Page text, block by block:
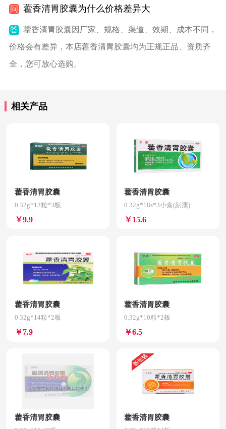
问 藿香清胃胶囊为什么价格差异大
答 藿香清胃胶囊因厂家、规格、渠道、效期、成本不同，
价格会有差异，本店藿香清胃胶囊均为正规正品、资质齐
全，您可放心选购。
相关产品
藿香清胃胶囊
0.32g*12粒*3板
￥9.9
藿香清胃胶囊
0.32g*18s*3小盒(刻康)
￥15.6
藿香清胃胶囊
0.32g*14粒*2板
￥7.9
藿香清胃胶囊
0.32g*10粒*2板
￥6.5
藿香清胃胶囊 藿香清胃胶囊